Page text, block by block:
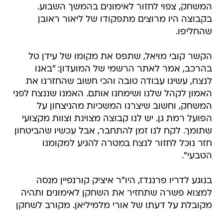
המשחק, צפוי לחזור לאימונים בהמשך השבוע.
בקבוצה היו מרוצים מתפקודו של ליאור ראובן
שהחליפו.
הקשר קובי מויאל, שתפס את מקומו של עידן טל
בהרכב, אמר לאתר הרשמי של המועדון: "באנו
לנצח, עשינו עבודה טובה והכי חשוב שהחזרנו את
האמון לקהל שלנו ושימחנו אותם. האמנו שננצח לפני
המשחק, וחשוב שיצרנו המשכיות מהניצחון על
הפועל רמת גן. יש לנו קבוצה מצוינת וצוות מקצועי
שתומך. לקח לנו זמן להתחבר, אבל עכשיו שהביטחון
חזר נוכל לחזור לנצח במטרה להגיע למקומנו
הטבעי".
בנוגע לדריו פרננדז, היו"ר איציק קורנפיין מנסה
למצוא פשרה שתחזיר את השחקן לאימונים ותהיה
מקובלת על דעתו של אורי מלמיליאן. מקורב לשחקן